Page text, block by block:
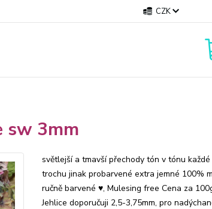
CZK
sw 3mm
světlejší a tmavší přechody tón v tónu
trochu jinak probarvené extra jemné 100%
ručně barvené ♥, Mulesing free Cena za
Jehlice doporučuji 2,5-3,75mm, pro